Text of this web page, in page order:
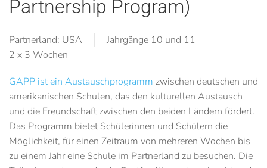
Partnership Program)
Partnerland: USA
Jahrgänge 10 und 11
2 x 3 Wochen
GAPP ist ein Austauschprogramm zwischen deutschen und
amerikanischen Schulen, das den kulturellen Austausch
und die Freundschaft zwischen den beiden Ländern fördert.
Das Programm bietet Schülerinnen und Schülern die
Möglichkeit, für einen Zeitraum von mehreren Wochen bis
zu einem Jahr eine Schule im Partnerland zu besuchen. Die